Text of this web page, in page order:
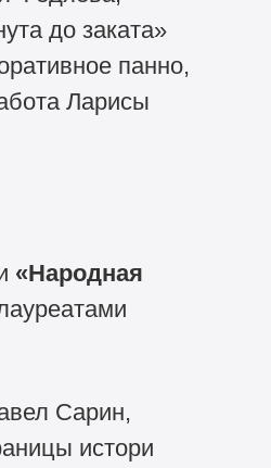
до заката»
панно,
Ларисы
«Народная
Сарин,
истори